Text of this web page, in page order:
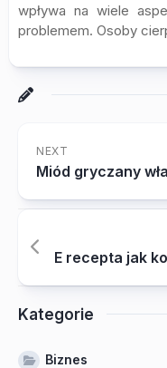
wpływa na wiele
problemem. Osoby
NEXT
Miód gryczany
E recepta jak
Kategorie
Biznes